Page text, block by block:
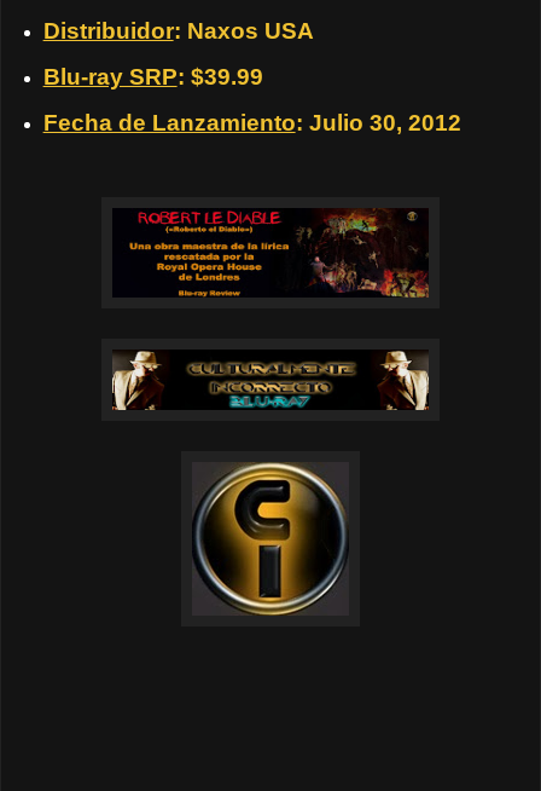
Distribuidor: Naxos USA
Blu-ray SRP: $39.99
Fecha de Lanzamiento: Julio 30, 2012